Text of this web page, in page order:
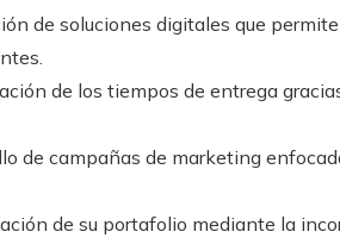
de soluciones digitales que
de los tiempos de entrega
de campañas de marketing
de su portafolio mediante la